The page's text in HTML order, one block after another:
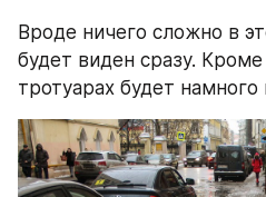
Вроде ничего сложно в
будет виден сразу.
тротуарах будет